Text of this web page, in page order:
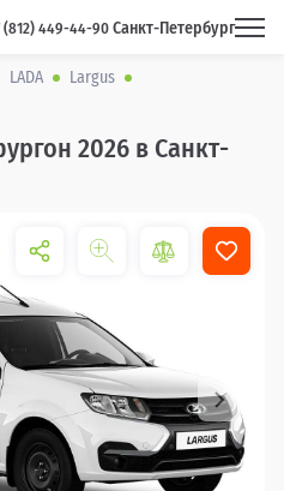
(812) 449-44-90 Санкт-Петербург
LADA
Largus
2026 в Санкт-